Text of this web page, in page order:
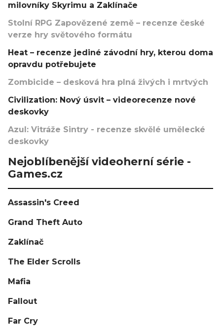
milovníky Skyrimu a Zaklínače
Stolní RPG Zapovězené země – recenze české
verze hry světového formátu
Heat – recenze jediné závodní hry, kterou doma
opravdu potřebujete
Zombicide – desková hra plná živých i mrtvých
Civilization: Nový úsvit – videorecenze nové
deskovky
Azul: Vitráže Sintry - recenze skvělé umělecké
deskovky
Nejoblíbenější videoherní série -
Games.cz
Assassin's Creed
Grand Theft Auto
Zaklínač
The Elder Scrolls
Mafia
Fallout
Far Cry